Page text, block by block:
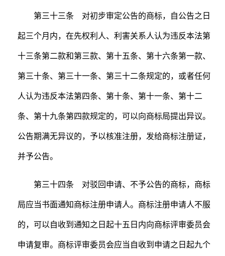
第三十三条 对初步审定公告的商标，自公告之日
起三个月内，在先权利人、利害关系人认为违反本法第
十三条第二款和第三款、第十五条、第十六条第一款、
第三十条、第三十一条、第三十二条规定的，或者任何
人认为违反本法第四条、第十条、第十一条、第十二
条、第十九条第四款规定的，可以向商标局提出异议。
公告期满无异议的，予以核准注册，发给商标注册证，
并予公告。
第三十四条 对驳回申请、不予公告的商标，商标
局应当书面通知商标注册申请人。商标注册申请人不服
的，可以自收到通知之日起十五日内向商标评审委员会
申请复审。商标评审委员会应当自收到申请之日起九个